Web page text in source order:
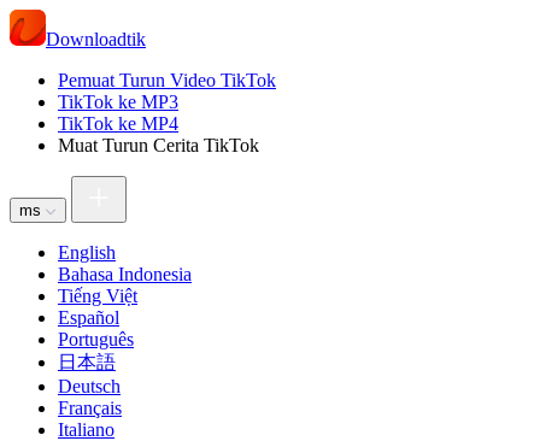
Downloadtik
Pemuat Turun Video TikTok
TikTok ke MP3
TikTok ke MP4
Muat Turun Cerita TikTok
ms
English
Bahasa Indonesia
Tiếng Việt
Español
Português
日本語
Deutsch
Français
Italiano